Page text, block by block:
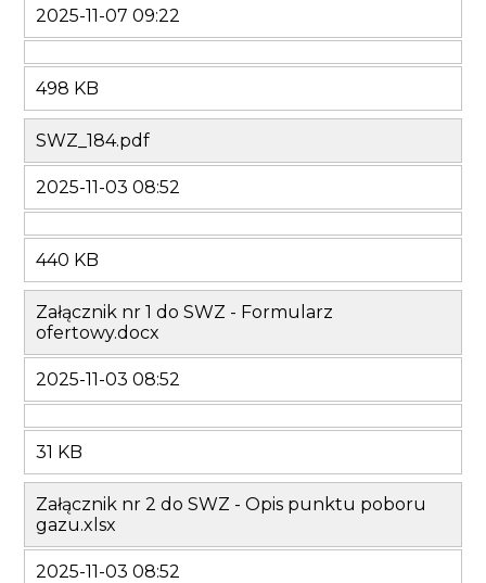
2025-11-07 09:22
498 KB
SWZ_184.pdf
2025-11-03 08:52
440 KB
Załącznik nr 1 do SWZ - Formularz
ofertowy.docx
2025-11-03 08:52
31 KB
Załącznik nr 2 do SWZ - Opis punktu poboru
gazu.xlsx
2025-11-03 08:52